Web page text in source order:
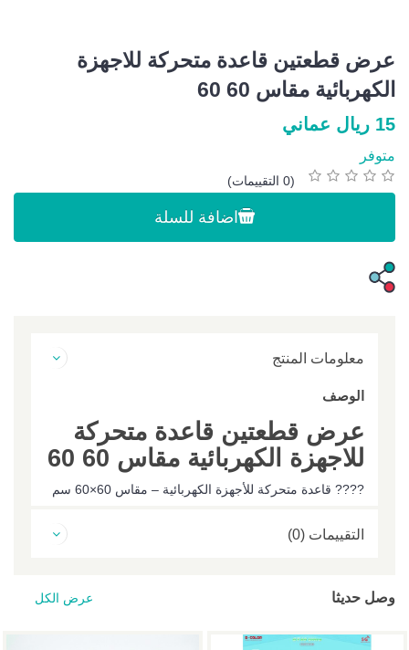
عرض قطعتين قاعدة متحركة للاجهزة
الكهربائية مقاس 60 60
15 ريال عماني
متوفر
(0 التقييمات)
اضافة للسلة
معلومات المنتج
الوصف
عرض قطعتين قاعدة متحركة
للاجهزة الكهربائية مقاس 60 60
???? قاعدة متحركة للأجهزة الكهربائية – مقاس 60×60 سم
التقييمات (0)
وصل حديثا عرض الكل